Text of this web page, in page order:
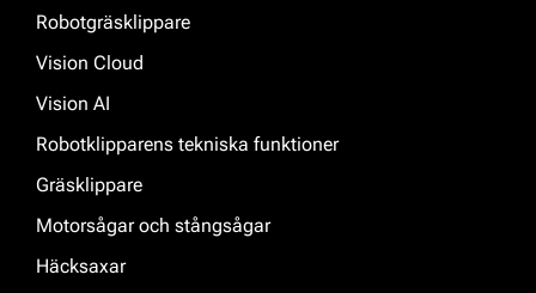
Robotgräsklippare
Vision Cloud
Vision AI
Robotklipparens tekniska funktioner
Gräsklippare
Motorsågar och stångsågar
Häcksaxar